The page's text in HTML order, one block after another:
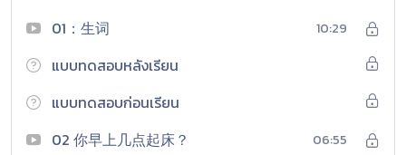
01：生词
10:29
แบบทดสอบหลังเรียน
แบบทดสอบก่อนเรียน
02 你早上几点起床？
06:55